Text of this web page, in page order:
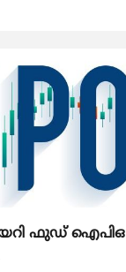
ഡയറി ഫുഡ് ഐപിഒ